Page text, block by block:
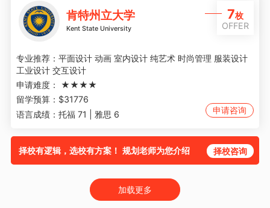
肯特州立大学
Kent State University
7枚
OFFER
专业推荐： 平面设计 动画 室内设计 纯艺术 时尚管理 服装设计
工业设计 交互设计
申请难度：
★★★★
留学预算： $31776
语言成绩： 托福 71 | 雅思 6 申请咨询
择校有逻辑，选校有方案！ 规划老师为您介绍 择校咨询
加载更多